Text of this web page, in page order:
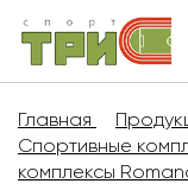
Главная
Спортивные
комплексы